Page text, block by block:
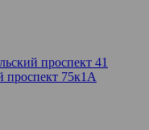
проспект 41
75к1А